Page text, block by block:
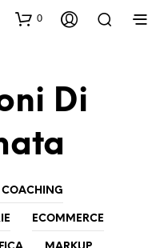
0
Di
COACHING
ECOMMERCE